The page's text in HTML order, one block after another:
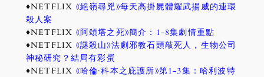
♦NETFLIX 《絕嶺尋兇》每天高掛屍體耀武揚威的連環
殺人案
♦NETFLIX 《阿頌塔之死》簡介：1-8集劇情重點
♦NETFLIX 《謎殺山》法劇邪教石頭敲死人，生物公司
神秘研究？結局有彩蛋
♦NETFLIX 《哈倫·科本之庇護所》第1-3集：哈利波特